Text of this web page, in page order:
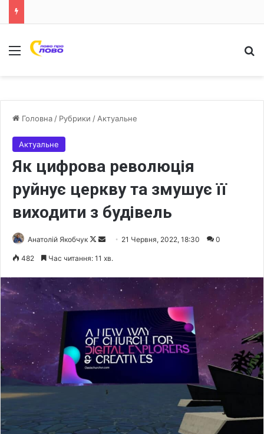
Меню
Головна / Рубрики / Актуальне
Актуальне
Як цифрова революція
руйнує церкву та змушує її
виходити з будівель
Анатолій Якобчук
F
o
w
n
X
n
m
a
i
21 Червня, 2022, 18:30 0
482 Час читання: 11 хв.